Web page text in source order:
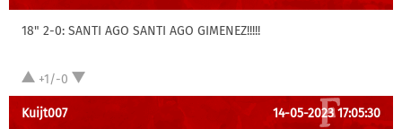
18" 2-0: SANTI AGO SANTI AGO GIMENEZ!!!!!
+1/-0
Kuijt007 14-05-2023 17:05:30